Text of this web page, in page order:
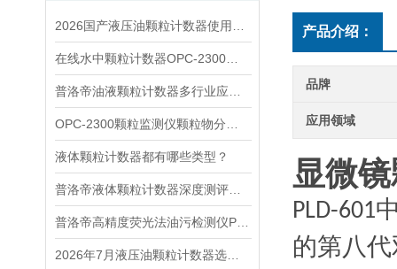
液体颗粒计数器都有哪些类型？
产品介绍：
品牌
应用领域
显微
PLD-601
的第八